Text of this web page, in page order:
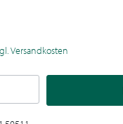
Versandkosten